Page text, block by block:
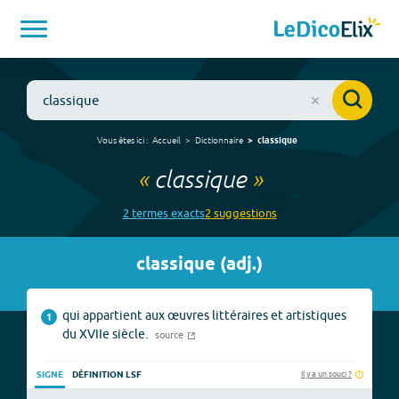
Vous êtes ici : Accueil Dictionnaire classique
« classique»
2 termesexacts2 suggestions
classique (adj.)
1
qui appartient aux œuvres littéraires et artistiques
du XVIIe siècle.
source
SIGNE DÉFINITION LSF Il y a un souci ?